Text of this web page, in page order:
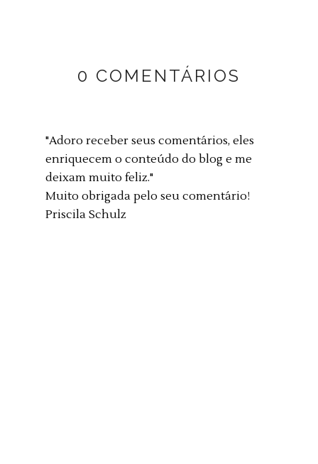
0 COMENTÁRIOS
"Adoro receber seus comentários, eles
enriquecem o conteúdo do blog e me
deixam muito feliz."
Muito obrigada pelo seu comentário!
Priscila Schulz